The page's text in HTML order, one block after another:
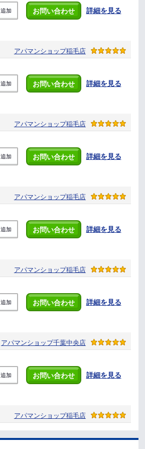
追加 お問い合わせ 詳細を見る
アパマンショップ稲毛店
追加 お問い合わせ 詳細を見る
アパマンショップ稲毛店
追加 お問い合わせ 詳細を見る
アパマンショップ稲毛店
追加 お問い合わせ 詳細を見る
アパマンショップ稲毛店
追加 お問い合わせ 詳細を見る
アパマンショップ千葉中央店
追加 お問い合わせ 詳細を見る
アパマンショップ稲毛店